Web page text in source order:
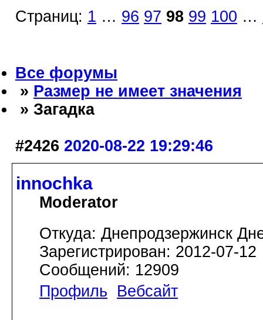
Страниц: 1 … 96 97 98 99 100 …
Все форумы
» Размер не имеет значения
» Загадка
#2426 2020-08-22 19:29:46
innochka
Moderator
Откуда: Днепродзержинск
Зарегистрирован: 2012-07-12
Сообщений: 12909
Профиль
Вебсайт